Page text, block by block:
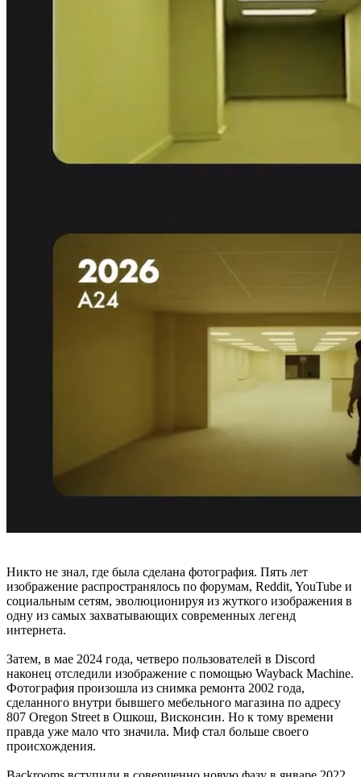
Никто не знал, где была сделана фотография. Пять лет
изображение распространялось по форумам, Reddit, YouTube и
социальным сетям, эволюционируя из жуткого изображения в
одну из самых захватывающих современных легенд
интернета.
Затем, в мае 2024 года, четверо пользователей в Discord
наконец отследили изображение с помощью Wayback Machine.
Фотография произошла из снимка ремонта 2002 года,
сделанного внутри бывшего мебельного магазина по адресу
807 Oregon Street в Ошкош, Висконсин. Но к тому времени
правда уже мало что значила. Миф стал больше своего
происхождения.